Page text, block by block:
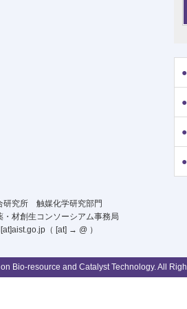
研究所 触媒化学研究部門
材創生コンソーシアム事務局
（ [at] → @ ）
Bio-resource and Catalyst Technology. All